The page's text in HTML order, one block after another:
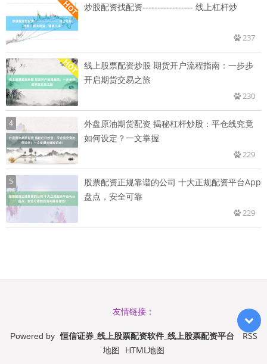
炒股配资找配资----------------- 线上杠杆炒
237
线上股票配资炒股 期货开户流程指南：一步步
开启期货交易之旅
230
4
外盘原油期货配资 揭秘杠杆炒股：平仓线究竟
如何设定？一文掌握
229
5
股票配资正规靠谱的公司 十大正规配资平台App
盘点，安全可靠
229
友情链接：
Powered by 恒信证券_线上股票配资软件_线上股票配资平台
RSS
地图 HTML地图